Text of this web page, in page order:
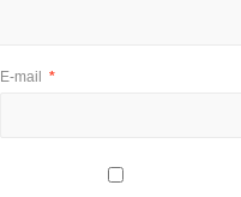
E-mail *